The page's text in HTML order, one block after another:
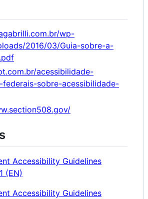
wp-
2016/03/Guia-sobre-a-
acessibilidade-
sobre-acessibilidade-
Accessibility Guidelines
(EN)
Accessibility Guidelines